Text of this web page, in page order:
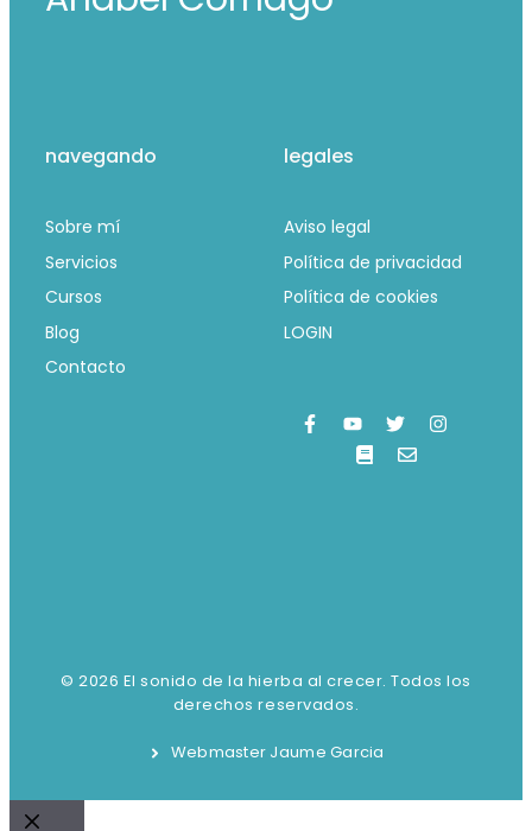
navegando
Sobre mí
Servicios
Cursos
Blog
Contacto
legales
Aviso legal
Política de privacidad
Política de cookies
LOGIN
© 2026 El sonido de la hierba al crecer. Todos los
derechos reservados.
Webmaster Jaume Garcia